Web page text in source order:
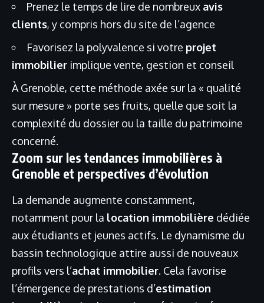
Prenez le temps de lire de nombreux avis
clients, y compris hors du site de l’agence
Favorisez la polyvalence si votre projet
immobilier implique vente, gestion et conseil
À Grenoble, cette méthode axée sur la « qualité
sur mesure » porte ses fruits, quelle que soit la
complexité du dossier ou la taille du patrimoine
concerné.
Zoom sur les tendances immobilières à
Grenoble et perspectives d’évolution
La demande augmente constamment,
notamment pour la location immobilière dédiée
aux étudiants et jeunes actifs. Le dynamisme du
bassin technologique attire aussi de nouveaux
profils vers l’achat immobilier. Cela favorise
l’émergence de prestations d’estimation